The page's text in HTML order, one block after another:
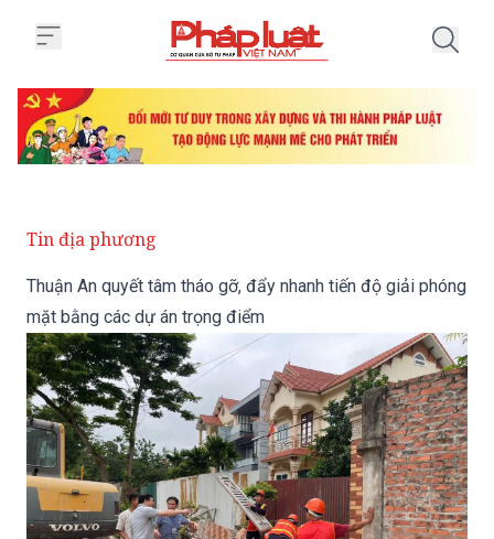
Tin địa phương
Thuận An quyết tâm tháo gỡ, đẩy nhanh tiến độ giải phóng
mặt bằng các dự án trọng điểm